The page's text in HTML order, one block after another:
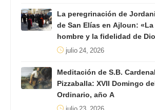
La peregrinación de
de San Elías en Ajloun:
hombre y la fidelidad de
julio 24, 2026
Meditación de S.B.
Pizzaballa: XVII Domingo
Ordinario, año A